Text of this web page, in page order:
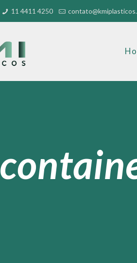
11 4411 4250